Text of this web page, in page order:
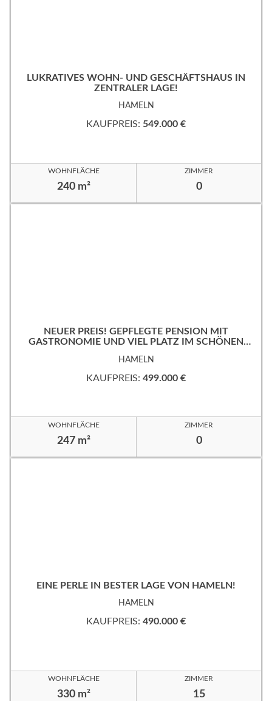
LUKRATIVES WOHN- UND GESCHÄFTSHAUS IN
ZENTRALER LAGE!
HAMELN
KAUFPREIS: 549.000 €
WOHNFLÄCHE
240 m²
ZIMMER
0
NEUER PREIS! GEPFLEGTE PENSION MIT
GASTRONOMIE UND VIEL PLATZ IM SCHÖNEN
HAMELN
KAUFPREIS: 499.000 €
WOHNFLÄCHE
247 m²
ZIMMER
0
EINE PERLE IN BESTER LAGE VON HAMELN!
HAMELN
KAUFPREIS: 490.000 €
WOHNFLÄCHE
330 m²
ZIMMER
15